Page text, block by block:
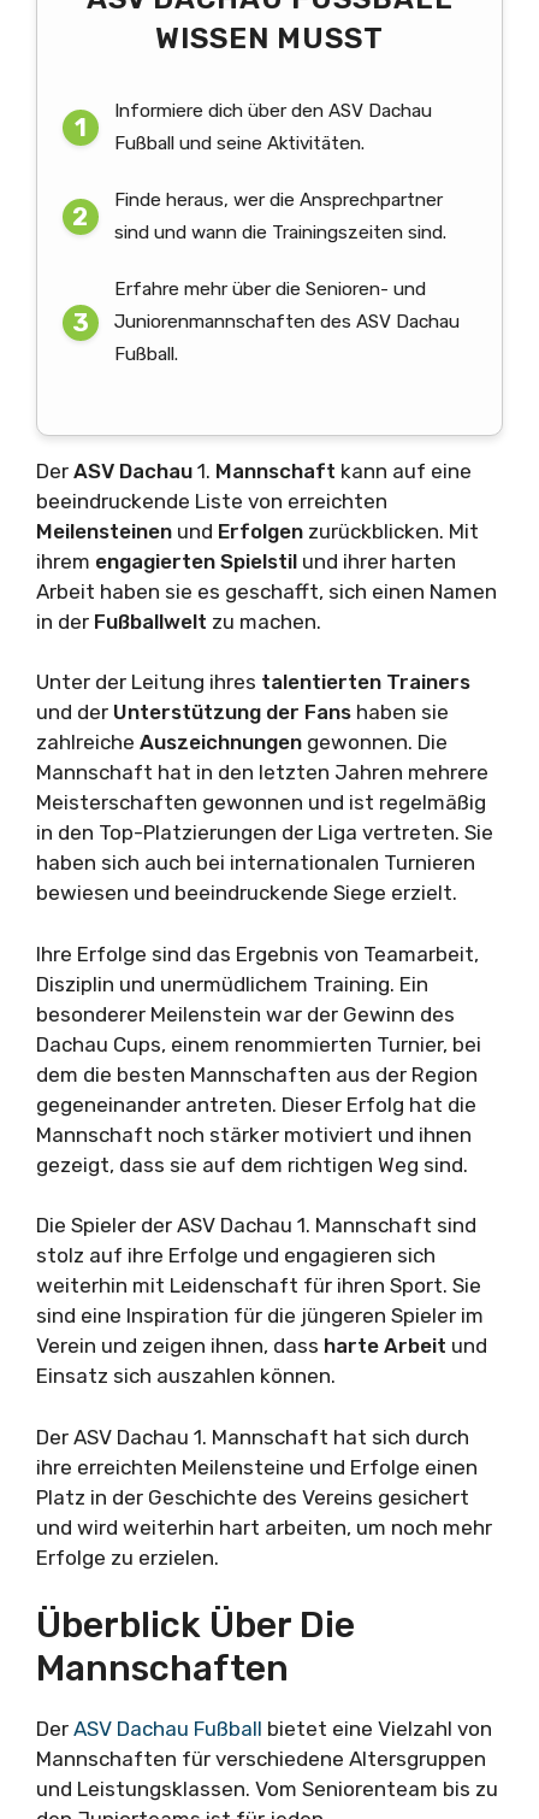
ISSEN MUSST
Informiere dich über den ASV Dachau
Fußball und seine Aktivitäten.
Finde heraus, wer die Ansprechpartner
sind und wann die Trainingszeiten sind.
Erfahre mehr über die Senioren- und
Juniorenmannschaften des ASV Dachau
Fußball.
Der ASV Dachau 1. Mannschaft kann auf eine
beeindruckende Liste von erreichten
Meilensteinen und Erfolgen zurückblicken. Mit
ihrem engagierten Spielstil und ihrer harten
Arbeit haben sie es geschafft, sich einen Namen
in der Fußballwelt zu machen.
Unter der Leitung ihres talentierten Trainers
und der Unterstützung der Fans haben sie
zahlreiche Auszeichnungen gewonnen. Die
Mannschaft hat in den letzten Jahren mehrere
Meisterschaften gewonnen und ist regelmäßig
in den Top-Platzierungen der Liga vertreten. Sie
haben sich auch bei internationalen Turnieren
bewiesen und beeindruckende Siege erzielt.
Ihre Erfolge sind das Ergebnis von Teamarbeit,
Disziplin und unermüdlichem Training. Ein
besonderer Meilenstein war der Gewinn des
Dachau Cups, einem renommierten Turnier, bei
dem die besten Mannschaften aus der Region
gegeneinander antreten. Dieser Erfolg hat die
Mannschaft noch stärker motiviert und ihnen
gezeigt, dass sie auf dem richtigen Weg sind.
Die Spieler der ASV Dachau 1. Mannschaft sind
stolz auf ihre Erfolge und engagieren sich
weiterhin mit Leidenschaft für ihren Sport. Sie
sind eine Inspiration für die jüngeren Spieler im
Verein und zeigen ihnen, dass harte Arbeit und
Einsatz sich auszahlen können.
Der ASV Dachau 1. Mannschaft hat sich durch
ihre erreichten Meilensteine und Erfolge einen
Platz in der Geschichte des Vereins gesichert
und wird weiterhin hart arbeiten, um noch mehr
Erfolge zu erzielen.
Überblick Über Die
Mannschaften
Der ASV Dachau Fußball bietet eine Vielzahl von
Mannschaften für verschiedene Altersgruppen
und Leistungsklassen. Vom Seniorenteam bis zu